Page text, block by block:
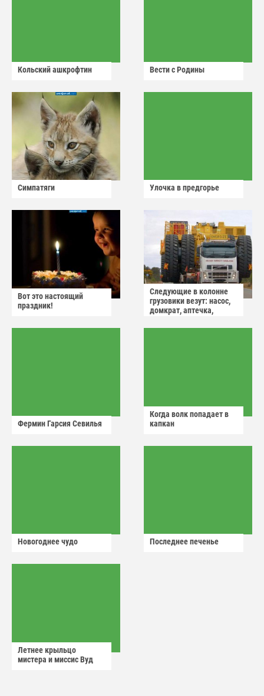
Кольский ашкрофтин Вести с Родины
Симпатяги Улочка в предгорье
Вот это настоящий
праздник!
Следующие в колонне
грузовики везут: насос,
домкрат, аптечка,
Фермин Гарсия Севилья
Когда волк попадает в
капкан
Новогоднее чудо Последнее печенье
Летнее крыльцо
мистера и миссис Вуд